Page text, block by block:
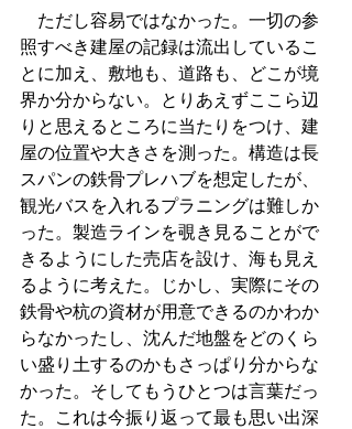
ただし容易ではなかった。一切の参
照すべき建屋の記録は流出しているこ
とに加え、敷地も、道路も、どこが境
界か分からない。とりあえずここら辺
りと思えるところに当たりをつけ、建
屋の位置や大きさを測った。構造は長
スパンの鉄骨プレハブを想定したが、
観光バスを入れるプラニングは難しか
った。製造ラインを覗き見ることがで
きるようにした売店を設け、海も見え
るように考えた。じかし、実際にその
鉄骨や杭の資材が用意できるのかわか
らなかったし、沈んだ地盤をどのくら
い盛り土するのかもさっぱり分からな
かった。そしてもうひとつは言葉だっ
た。これは今振り返って最も思い出深